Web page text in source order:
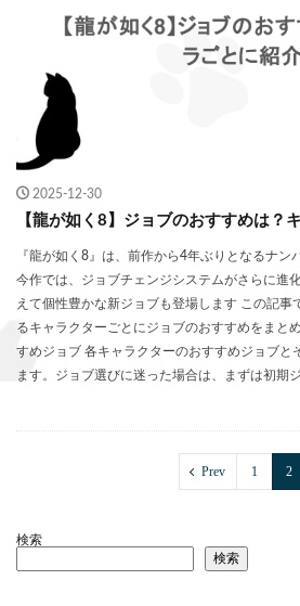
2025-12-30
【龍が如く8】ジョブのおすすめは？
『龍が如く8』は、前作から4年ぶりとなるナン
今作では、ジョブチェンジシステムがさらに進
えて個性豊かな新ジョブも登場します この記事
るキャラクターごとにジョブのおすすめをまと
すめジョブ 各キャラクターのおすすめジョブと
ます。ジョブ選びに迷った場合は、まずは初期
Prev 1 2
検索
検索